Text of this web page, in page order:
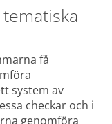
få
system av
checkar och i
genomföra